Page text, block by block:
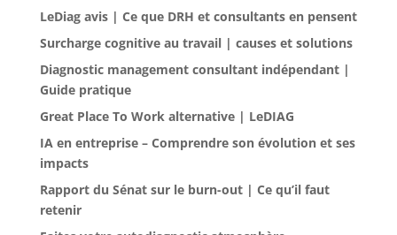
LeDiag avis | Ce que DRH et consultants en pensent
Surcharge cognitive au travail | causes et solutions
Diagnostic management consultant indépendant |
Guide pratique
Great Place To Work alternative | LeDIAG
IA en entreprise – Comprendre son évolution et ses
impacts
Rapport du Sénat sur le burn-out | Ce qu’il faut
retenir